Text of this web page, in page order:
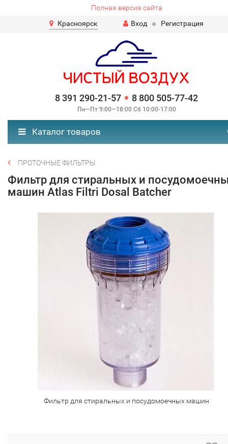
Полная версия сайта
Красноярск
Вход Регистрация
8 391 290-21-57 8 800 505-77-42
Пн—Пт 9:00—18:00 Сб 10:00-17:00
Каталог товаров
ПРОТОЧНЫЕ ФИЛЬТРЫ
Фильтр для стиральных и
машин Atlas Filtri Dosal Batcher
Фильтр для стиральных и посудомоечных машин